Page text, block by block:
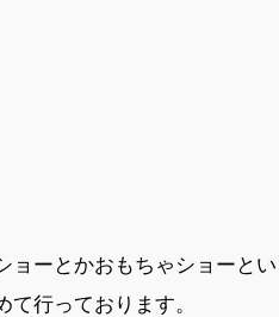
ーとかおもちゃショーと
行っております。